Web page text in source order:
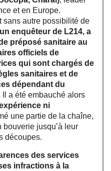
et en Europe.
sans autre possibilité de
un enquêteur de L214, a
préposé sanitaire au
officiels de
qui sont chargés de
sanitaires et de
dépendant du
Il a été embauché alors
ni
une partie de la chaîne,
bouverie jusqu’à leur
découpes.
des services
infractions à la